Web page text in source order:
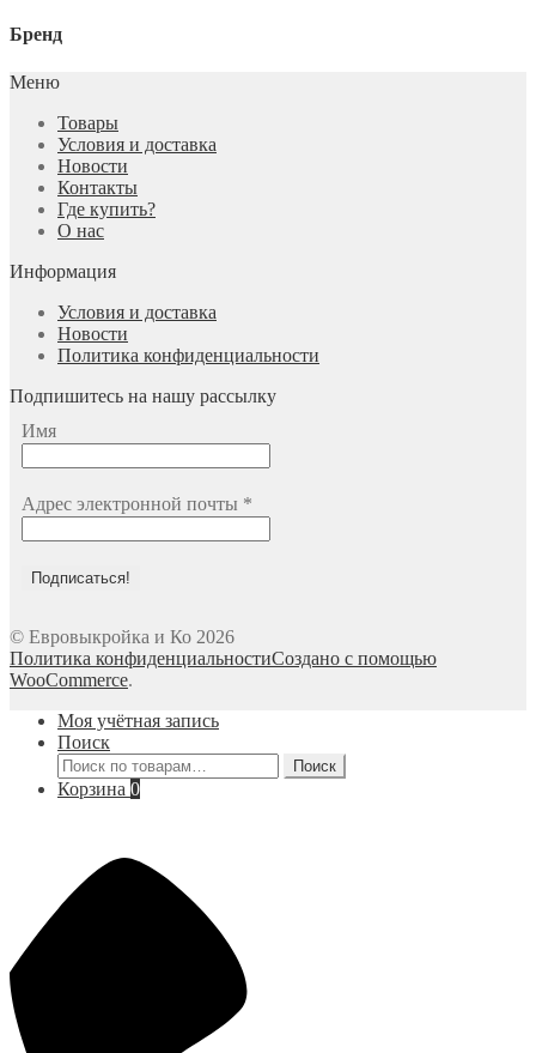
Бренд
Меню
Товары
Условия и доставка
Новости
Контакты
Где купить?
О нас
Информация
Условия и доставка
Новости
Политика конфиденциальности
Подпишитесь на нашу рассылку
Имя
Адрес электронной почты *
© Евровыкройка и Ко 2026
Политика конфиденциальностиСоздано с помощью
WooCommerce.
Моя учётная запись
Поиск
Искать:
Поиск
Корзина 0